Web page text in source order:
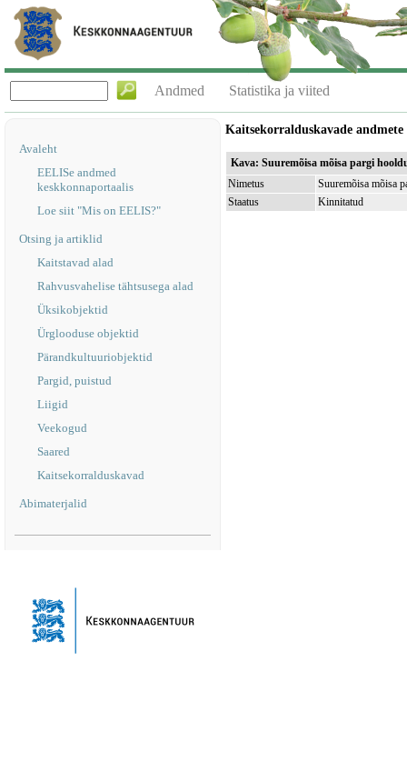
Andmed Statistika ja viited
Avaleht
EELISe andmed
keskkonnaportaalis
Loe siit "Mis on EELIS?"
Otsing ja artiklid
Kaitstavad alad
Rahvusvahelise tähtsusega alad
Üksikobjektid
Ürglooduse objektid
Pärandkultuuriobjektid
Pargid, puistud
Liigid
Veekogud
Saared
Kaitsekorralduskavad
Abimaterjalid
Kaitsekorralduskavade
Kava: Suuremõisa mõisa pargi
Nimetus
Suuremõisa mõisa
Staatus
Kinnitatud